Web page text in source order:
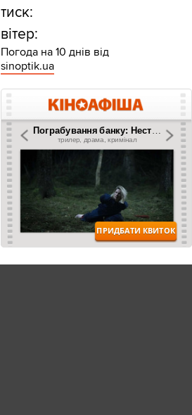
тиск:
вітер:
Погода на 10 днів від
sinoptik.ua